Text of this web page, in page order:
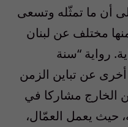
أن ما تمثّله وتسعى
مختلف عن لبنان
رواية “سنة
عن تباين الزمن
الخارج مشاركا في
حيث يعمل العمّال،